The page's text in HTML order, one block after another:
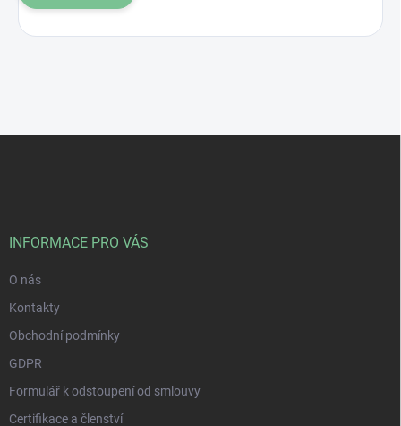
INFORMACE PRO VÁS
O nás
Kontakty
Obchodní podmínky
GDPR
Formulář k odstoupení od smlouvy
Certifikace a členství